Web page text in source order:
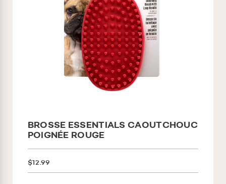
BROSSE ESSENTIALS CAOUTCHOUC
POIGNÉE ROUGE
$12.99